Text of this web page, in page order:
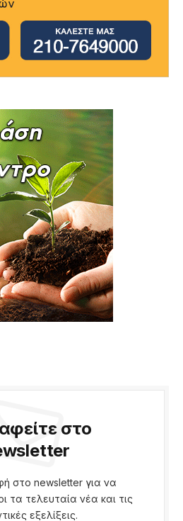
στο
στο newsletter για να
τα τελευταία νέα και τις
εξελίξεις.